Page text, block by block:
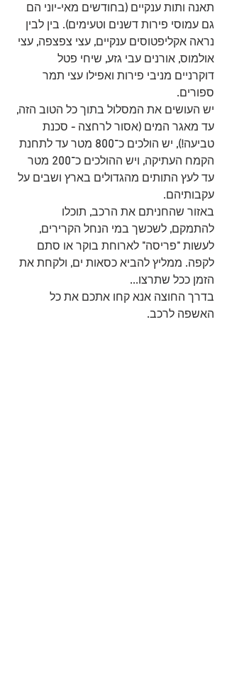
תאנה ותות ענקיים (בחודשים מאי-יוני הם
גם עמוסי פירות דשנים וטעימים). בין לבין
נראה אקליפטוסים ענקיים, עצי צפצפה, עצי
אולמוס, אורנים עבי גזע, שיחי פטל
דוקרניים מניבי פירות ואפילו עצי תמר
ספורים.
יש העושים את המסלול בתוך כל הטוב הזה,
עד מאגר המים (אסור לרחצה - סכנת
טביעה!), יש הולכים כ־800 מטר עד לתחנת
הקמח העתיקה, ויש ההולכים כ־200
מטר
עד לעץ התותים מהגדולים בארץ ושבים על
עקבותיהם.
באזור שהחניתם את הרכב, תוכלו
להתמקם, לשכשך במי הנחל הקרירים,
לעשות "פריסה" לארוחת בוקר או סתם
לקפה. ממליץ להביא כסאות ים, ולקחת את
הזמן ככל שתרצו...
בדרך החוצה אנא קחו אתכם את כל
האשפה לרכב.